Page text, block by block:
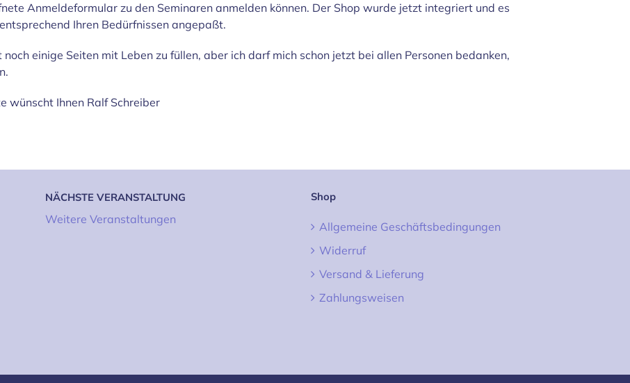
Anmeldeformular zu den Seminaren anmelden können. Der Shop wurde jetzt integriert und es
Ihren Bedürfnissen angepaßt.
einige Seiten mit Leben zu füllen, aber ich darf mich schon jetzt bei allen Personen bedanken,
wünscht Ihnen Ralf Schreiber
NÄCHSTE VERANSTALTUNG
Weitere Veranstaltungen
Shop
Allgemeine Geschäftsbedingungen
Widerruf
Versand & Lieferung
Zahlungsweisen